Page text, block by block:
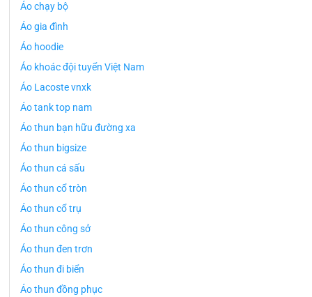
Áo chạy bộ
Áo gia đình
Áo hoodie
Áo khoác đội tuyển Việt Nam
Áo Lacoste vnxk
Áo tank top nam
Áo thun bạn hữu đường xa
Áo thun bigsize
Áo thun cá sấu
Áo thun cổ tròn
Áo thun cổ trụ
Áo thun công sở
Áo thun đen trơn
Áo thun đi biển
Áo thun đồng phục